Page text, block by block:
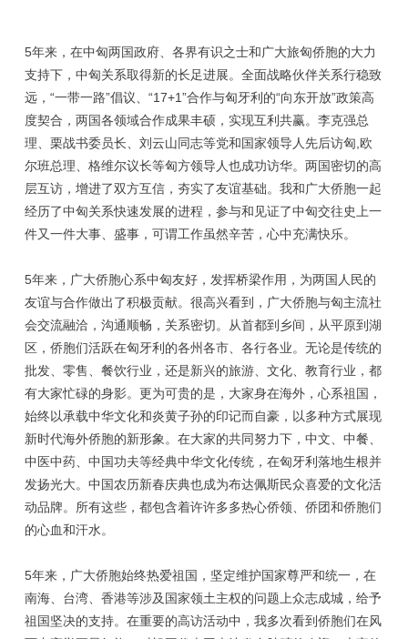
5年来，在中匈两国政府、各界有识之士和广大旅匈侨胞的大力
支持下，中匈关系取得新的长足进展。全面战略伙伴关系行稳致
远，“一带一路”倡议、“17+1”合作与匈牙利的“向东开放”政策高
度契合，两国各领域合作成果丰硕，实现互利共赢。李克强总
理、栗战书委员长、刘云山同志等党和国家领导人先后访匈,欧
尔班总理、格维尔议长等匈方领导人也成功访华。两国密切的高
层互访，增进了双方互信，夯实了友谊基础。我和广大侨胞一起
经历了中匈关系快速发展的进程，参与和见证了中匈交往史上一
件又一件大事、盛事，可谓工作虽然辛苦，心中充满快乐。
5年来，广大侨胞心系中匈友好，发挥桥梁作用，为两国人民的
友谊与合作做出了积极贡献。很高兴看到，广大侨胞与匈主流社
会交流融洽，沟通顺畅，关系密切。从首都到乡间，从平原到湖
区，侨胞们活跃在匈牙利的各州各市、各行各业。无论是传统的
批发、零售、餐饮行业，还是新兴的旅游、文化、教育行业，都
有大家忙碌的身影。更为可贵的是，大家身在海外，心系祖国，
始终以承载中华文化和炎黄子孙的印记而自豪，以多种方式展现
新时代海外侨胞的新形象。在大家的共同努力下，中文、中餐、
中医中药、中国功夫等经典中华文化传统，在匈牙利落地生根并
发扬光大。中国农历新春庆典也成为布达佩斯民众喜爱的文化活
动品牌。所有这些，都包含着许许多多热心侨领、侨团和侨胞们
的心血和汗水。
5年来，广大侨胞始终热爱祖国，坚定维护国家尊严和统一，在
南海、台湾、香港等涉及国家领土主权的问题上众志成城，给予
祖国坚决的支持。在重要的高访活动中，我多次看到侨胞们在风